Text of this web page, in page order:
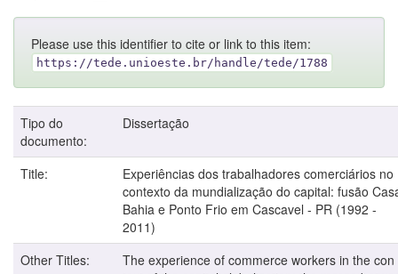
Please use this identifier to cite or link to this item:
https://tede.unioeste.br/handle/tede/1788
Tipo do
documento:
Dissertação
Title:
Experiências dos trabalhadores comerciários no
contexto da mundialização do capital: fusão
Bahia e Ponto Frio em Cascavel - PR (1992 -
2011)
Other Titles:
The experience of commerce workers in the con